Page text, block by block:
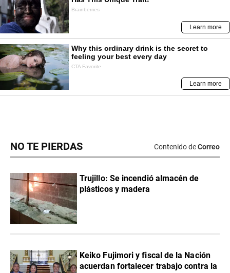
NO TE PIERDAS Contenido deCorreo
Trujillo: Se incendió almacén de
plásticos y madera
Keiko Fujimori y fiscal de la Nación
acuerdan fortalecer trabajo contra la